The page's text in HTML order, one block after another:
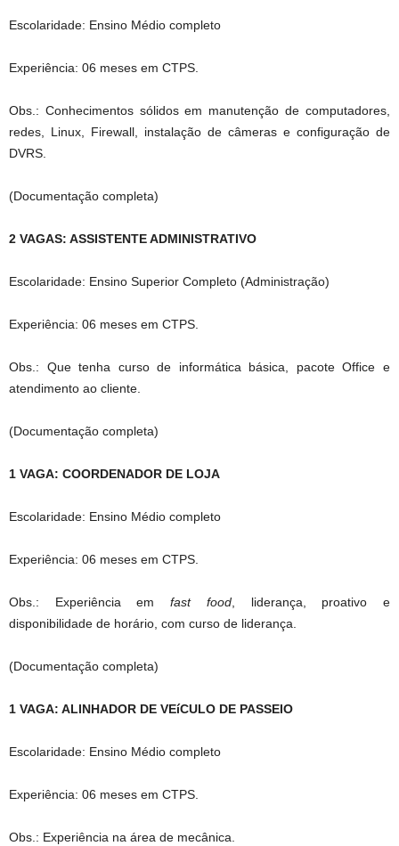
Escolaridade: Ensino Médio completo
Experiência: 06 meses em CTPS.
Obs.: Conhecimentos sólidos em manutenção de computadores,
redes, Linux, Firewall, instalação de câmeras e configuração de
DVRS.
(Documentação completa)
2 VAGAS: ASSISTENTE ADMINISTRATIVO
Escolaridade: Ensino Superior Completo (Administração)
Experiência: 06 meses em CTPS.
Obs.: Que tenha curso de informática básica, pacote Office e
atendimento ao cliente.
(Documentação completa)
1 VAGA: COORDENADOR DE LOJA
Escolaridade: Ensino Médio completo
Experiência: 06 meses em CTPS.
Obs.: Experiência emfast food, liderança, proativo e
disponibilidade de horário, com curso de liderança.
(Documentação completa)
1 VAGA: ALINHADOR DE VEíCULO DE PASSEIO
Escolaridade: Ensino Médio completo
Experiência: 06 meses em CTPS.
Obs.: Experiência na área de mecânica.